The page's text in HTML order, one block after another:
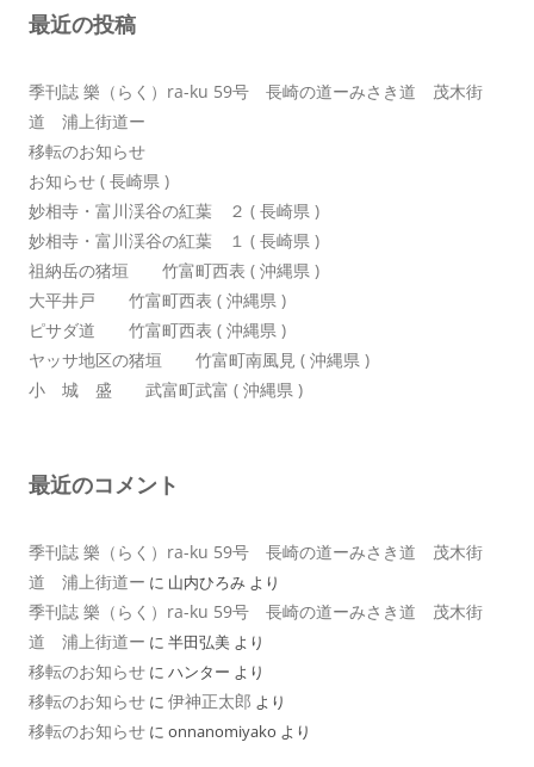
ョ
最近の投稿
季刊誌 樂（らく）ra-ku 59号 長崎の道ーみさき道 茂木街
道 浦上街道ー
移転のお知らせ
お知らせ ( 長崎県 )
妙相寺・富川渓谷の紅葉 ２ ( 長崎県 )
妙相寺・富川渓谷の紅葉 １ ( 長崎県 )
祖納岳の猪垣 竹富町西表 ( 沖縄県 )
大平井戸 竹富町西表 ( 沖縄県 )
ピサダ道 竹富町西表 ( 沖縄県 )
ヤッサ地区の猪垣 竹富町南風見 ( 沖縄県 )
小 城 盛 武富町武富 ( 沖縄県 )
最近のコメント
季刊誌 樂（らく）ra-ku 59号 長崎の道ーみさき道 茂木街
道 浦上街道ー に 山内ひろみ より
季刊誌 樂（らく）ra-ku 59号 長崎の道ーみさき道 茂木街
道 浦上街道ー に 半田弘美 より
移転のお知らせ に ハンター より
移転のお知らせ に 伊神正太郎 より
移転のお知らせ に onnanomiyako より